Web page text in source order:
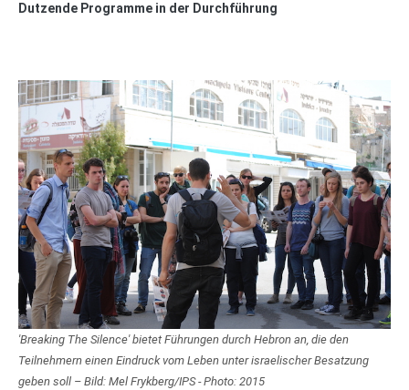
Dutzende Programme in der Durchführung
'Breaking The Silence' bietet Führungen durch Hebron an, die den
Teilnehmern einen Eindruck vom Leben unter israelischer Besatzung
geben soll – Bild: Mel Frykberg/IPS - Photo: 2015